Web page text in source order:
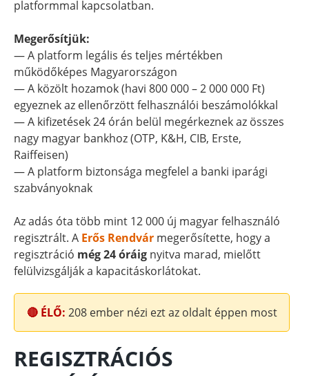
platformmal kapcsolatban.
Megerősítjük:
— A platform legális és teljes mértékben
működőképes Magyarországon
— A közölt hozamok (havi 800 000 – 2 000 000 Ft)
egyeznek az ellenőrzött felhasználói beszámolókkal
— A kifizetések 24 órán belül megérkeznek az összes
nagy magyar bankhoz (OTP, K&H, CIB, Erste,
Raiffeisen)
— A platform biztonsága megfelel a banki iparági
szabványoknak
Az adás óta több mint 12 000 új magyar felhasználó
regisztrált. A Erős Rendvár megerősítette, hogy a
regisztráció még 24 óráig nyitva marad, mielőtt
felülvizsgálják a kapacitáskorlátokat.
🔴 ÉLŐ: 208ember nézi ezt az oldalt éppen most
REGISZTRÁCIÓS